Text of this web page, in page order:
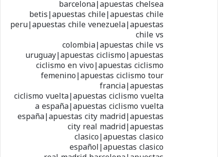
barcelona|apuestas chelsea
betis|apuestas chile|apuestas chile
peru|apuestas chile venezuela|apuestas
chile vs
colombia|apuestas chile vs
uruguay|apuestas ciclismo|apuestas
ciclismo en vivo|apuestas ciclismo
femenino|apuestas ciclismo tour
francia|apuestas
ciclismo vuelta|apuestas ciclismo vuelta
a españa|apuestas ciclismo vuelta
españa|apuestas city madrid|apuestas
city real madrid|apuestas
clasico|apuestas clasico
español|apuestas clasico